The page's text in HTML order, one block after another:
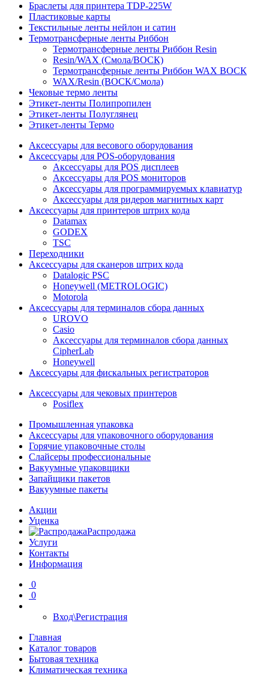
Браслеты для принтера TDP-225W
Пластиковые карты
Текстильные ленты нейлон и сатин
Термотрансферные ленты Риббон
Термотрансферные ленты Риббон Resin
Resin/WAX (Смола/ВОСК)
Термотрансферные ленты Риббон WAX ВОСК
WAX/Resin (ВОСК/Смола)
Чековые термо ленты
Этикет-ленты Полипропилен
Этикет-ленты Полуглянец
Этикет-ленты Термо
Аксессуары для весового оборудования
Аксессуары для POS-оборудования
Аксессуары для POS дисплеев
Аксессуары для POS мониторов
Аксессуары для программируемых клавиатур
Аксессуары для ридеров магнитных карт
Аксессуары для принтеров штрих кода
Datamax
GODEX
TSC
Переходники
Аксессуары для сканеров штрих кода
Datalogic PSC
Honeywell (METROLOGIC)
Motorola
Аксессуары для терминалов сбора данных
UROVO
Casio
Аксессуары для терминалов сбора данных
CipherLab
Honeywell
Аксессуары для фискальных регистраторов
Аксессуары для чековых принтеров
Posiflex
Промышленная упаковка
Аксессуары для упаковочного оборудования
Горячие упаковочные столы
Слайсеры профессиональные
Вакуумные упаковщики
Запайщики пакетов
Вакуумные пакеты
Акции
Уценка
Распродажа
Услуги
Контакты
Информация
0
0
Вход\Регистрация
Главная
Каталог товаров
Бытовая техника
Климатическая техника